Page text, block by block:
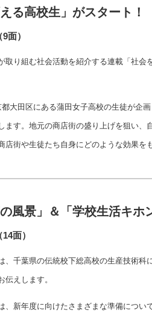
る高校生」がスタート！
面）
取り組む社会活動を紹介する連載「社会
大田区にある蒲田女子高校の生徒が企
ます。地元の商店街の盛り上げを狙い、
店街や生徒たち自身にどのような効果を
風景」＆「学校生活キホ
面）
、千葉県の伝統校下総高校の生産技術科
えします。
、新年度に向けたさまざまな準備につい